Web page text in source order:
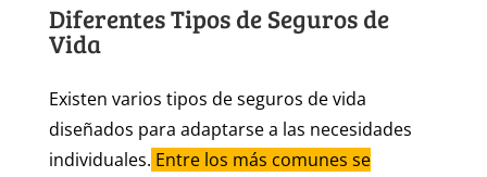
Diferentes Tipos de Seguros de
Vida
Existen varios tipos de seguros de vida
diseñados para adaptarse a las necesidades
individuales. Entre los más comunes se